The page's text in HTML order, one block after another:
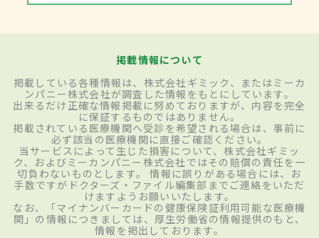
掲載情報について
掲載している各種情報は、株式会社ギミック、またはミーカ
ンパニー株式会社が調査した情報をもとにしています。
出来るだけ正確な情報掲載に努めておりますが、内容を完全
に保証するものではありません。
掲載されている医療機関へ受診を希望される場合は、事前に
必ず該当の医療機関に直接ご確認ください。
当サービスによって生じた損害について、株式会社ギミッ
ク、およびミーカンパニー株式会社ではその賠償の責任を一
切負わないものとします。 情報に誤りがある場合には、お
手数ですがドクターズ・ファイル編集部までご連絡をいただ
けますようお願いいたします。
なお、「マイナンバーカードの健康保険証利用可能な医療機
関」の情報につきましては、厚生労働省の情報提供のもと、
情報を掲出しております。